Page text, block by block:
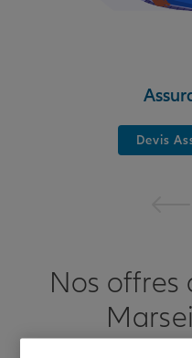
Devis
Nos offres